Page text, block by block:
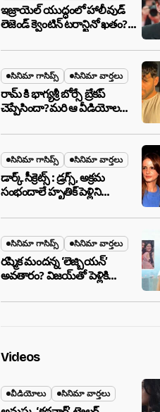
ఇజ్రాయెల్ యుద్ధంలో హాలీవుడ్
లెజెండ్ క్వెంటిన్ టరాన్టినో ఖతం?
బూడిదయ్యారా? అసలు నిజం
ఇదీ!
సినిమా గాసిప్స్ సినిమా వార్తలు
రామ్ కి భాగ్యశ్రీ బోర్సే బ్రేకప్
చెప్పేసిందా?మరి ఆ వీడియోల
సినిమా గాసిప్స్ సినిమా వార్తలు
డార్క్ సీక్రెట్స్ : డ్రగ్స్, అక్రమ
సంభందాలే హృతిక్ పెళ్లిని
సినిమా గాసిప్స్ సినిమా వార్తలు
రష్మిక మందన్న ‘లెజ్బియన్’
అవతారం? విజయ్‌తో పెళ్లికి
,నిజమేనా?
Videos
వీడియోలు సినిమా వార్తలు